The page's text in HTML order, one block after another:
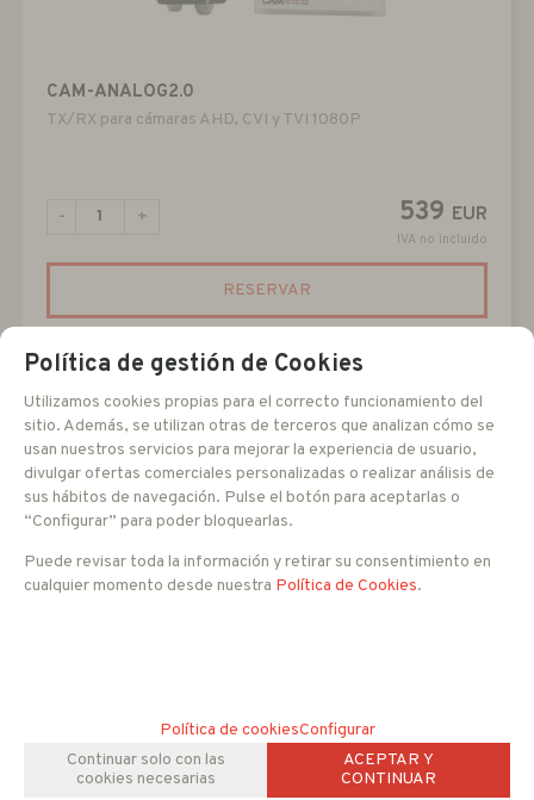
CAM-ANALOG2.0
TX/RX para cámaras AHD, CVI y TVI 1080P
539 EUR
IVA no incluido
- +
RESERVAR
Política de gestión de Cookies
Utilizamos cookies propias para el correcto funcionamiento del
sitio. Además, se utilizan otras de terceros que analizan cómo se
usan nuestros servicios para mejorar la experiencia de usuario,
divulgar ofertas comerciales personalizadas o realizar análisis de
sus hábitos de navegación. Pulse el botón para aceptarlas o
“Configurar” para poder bloquearlas.
Puede revisar toda la información y retirar su consentimiento en
cualquier momento desde nuestra Política de Cookies.
Política de cookiesConfigurar
Continuar solo con las
cookies necesarias
ACEPTAR Y
CONTINUAR